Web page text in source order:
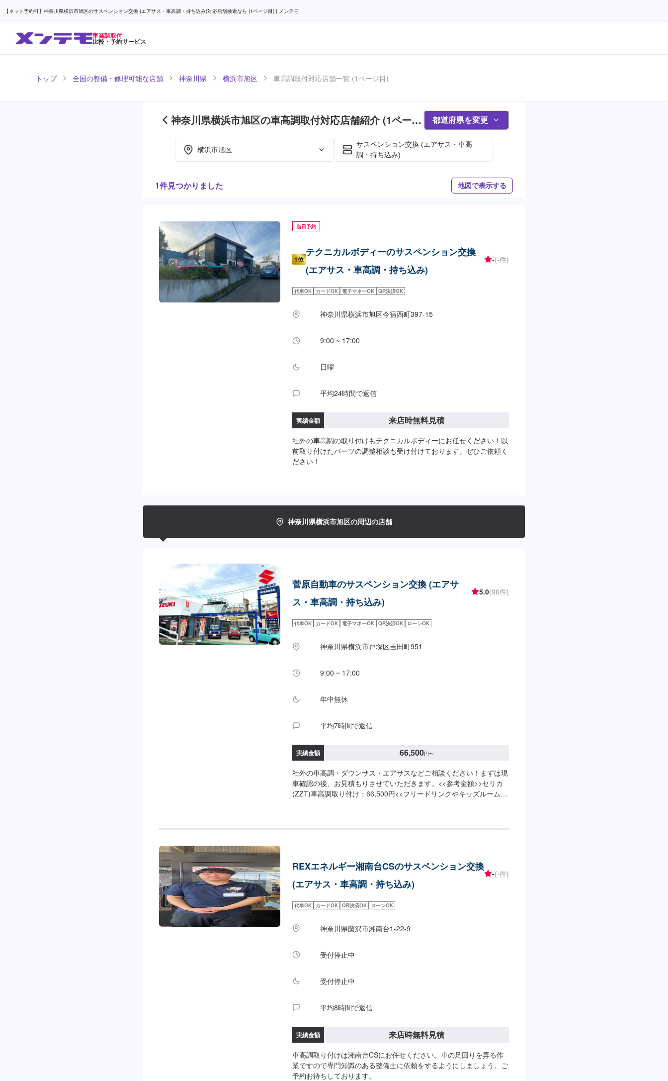
【ネット予約可】神奈川県横浜市旭区のサスペンション交換 (エアサス・車高調・持ち込み)対応店舗検索なら (1ページ目) | メンテモ
車高調取付
比較・予約サービス
トップ 全国の整備・修理可能な店舗 神奈川県 横浜市旭区 車高調取付対応店舗一覧 (1ページ目)
神奈川県横浜市旭区の車高調取付対応店舗紹介 (1ページ
目)
都道府県を変更
横浜市旭区
サスペンション交換 (エアサス・車高
調・持ち込み)
1件見つかりました 地図で表示する
当日予約
1位
テクニカルボディーのサスペンション交換
(エアサス・車高調・持ち込み)
-(-件)
代車OK カードOK 電子マネーOK QR決済OK
神奈川県横浜市旭区今宿西町397-15
9:00 ~ 17:00
日曜
平均24時間で返信
実績金額 来店時無料見積
社外の車高調の取り付けもテクニカルボディーにお任せください！以
前取り付けたパーツの調整相談も受け付けております。ぜひご依頼く
ださい！
神奈川県横浜市旭区の周辺の店舗
菅原自動車のサスペンション交換 (エアサ
ス・車高調・持ち込み)
5.0(96件)
代車OK カードOK 電子マネーOK QR決済OK ローンOK
神奈川県横浜市戸塚区吉田町951
9:00 ~ 17:00
年中無休
平均7時間で返信
実績金額 66,500円〜
社外の車高調・ダウンサス・エアサスなどご相談ください！まずは現
車確認の後、お見積もりさせていただきます。<<参考金額>>セリカ
(ZZT)車高調取り付け：66,500円<<フリードリンクやキッズルームも
REXエネルギー湘南台CSのサスペンション交換
(エアサス・車高調・持ち込み)
-(-件)
代車OK カードOK QR決済OK ローンOK
神奈川県藤沢市湘南台1-22-9
受付停止中
受付停止中
平均8時間で返信
実績金額 来店時無料見積
車高調取り付けは湘南台CSにお任せください。車の足回りを弄る作
業ですので専門知識のある整備士に依頼をするようにしましょう。ご
予約お待ちしております。